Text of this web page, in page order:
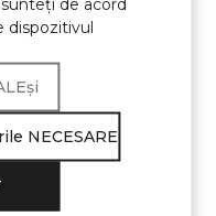
dispozitivul
NECESARE